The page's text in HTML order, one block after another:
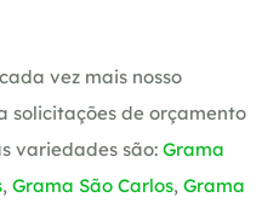
vez mais nosso
solicitações de orçamento
variedades são: Grama
, Grama São Carlos, Grama